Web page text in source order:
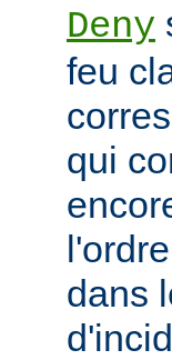
Deny
feu
qui
dans